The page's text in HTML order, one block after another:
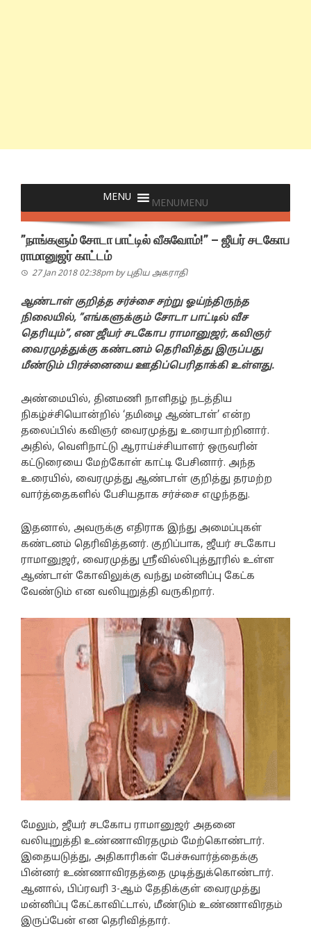
MENUMENU
”நாங்களும் சோடா பாட்டில் வீசுவோம்!” – ஜீயர் சடகோப
ராமானுஜர் காட்டம்
27 Jan 2018 02:38pm byபுதிய அகராதி
ஆண்டாள் குறித்த சர்ச்சை சற்று ஓய்ந்திருந்த
நிலையில், ”எங்களுக்கும் சோடா பாட்டில் வீச
தெரியும்”, என ஜீயர் சடகோப ராமானுஜர், கவிஞர்
வைரமுத்துக்கு கண்டனம் தெரிவித்து இருப்பது
மீண்டும் பிரச்னையை ஊதிப்பெரிதாக்கி உள்ளது.
அண்மையில், தினமணி நாளிதழ் நடத்திய
நிகழ்ச்சியொன்றில் ‘தமிழை ஆண்டாள்’ என்ற
தலைப்பில் கவிஞர் வைரமுத்து உரையாற்றினார்.
அதில், வெளிநாட்டு ஆராய்ச்சியாளர் ஒருவரின்
கட்டுரையை மேற்கோள் காட்டி பேசினார். அந்த
உரையில், வைரமுத்து ஆண்டாள் குறித்து தரமற்ற
வார்த்தைகளில் பேசியதாக சர்ச்சை எழுந்தது.
இதனால், அவருக்கு எதிராக இந்து அமைப்புகள்
கண்டனம் தெரிவித்தனர். குறிப்பாக, ஜீயர் சடகோப
ராமானுஜர், வைரமுத்து ஸ்ரீவில்லிபுத்தூரில் உள்ள
ஆண்டாள் கோவிலுக்கு வந்து மன்னிப்பு கேட்க
வேண்டும் என வலியுறுத்தி வருகிறார்.
மேலும், ஜீயர் சடகோப ராமானுஜர் அதனை
வலியுறுத்தி உண்ணாவிரதமும் மேற்கொண்டார்.
இதையடுத்து, அதிகாரிகள் பேச்சுவார்த்தைக்கு
பின்னர் உண்ணாவிரதத்தை முடித்துக்கொண்டார்.
ஆனால், பிப்ரவரி 3-ஆம் தேதிக்குள் வைரமுத்து
மன்னிப்பு கேட்காவிட்டால், மீண்டும் உண்ணாவிரதம்
இருப்பேன் என தெரிவித்தார்.